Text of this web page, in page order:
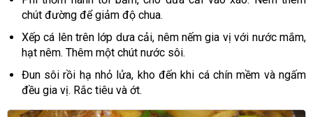
chút đường để giảm độ chua.
Xếp cá lên trên lớp dưa cải, nêm nếm gia vị với nước mắm,
hạt nêm. Thêm một chút nước sôi.
Đun sôi rồi hạ nhỏ lửa, kho đến khi cá chín mềm và ngấm
đều gia vị. Rắc tiêu và ớt.